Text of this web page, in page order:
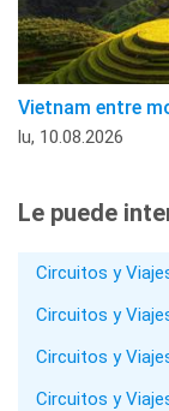
Vietnam entre
lu, 10.08.2026
Le puede
Circuitos y
Circuitos y
Circuitos y
Circuitos y